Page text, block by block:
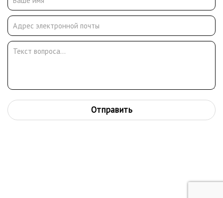
Отправить